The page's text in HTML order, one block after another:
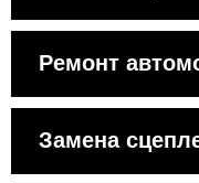
Ремонт
Замена